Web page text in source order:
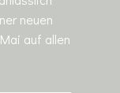
neuen
auf allen